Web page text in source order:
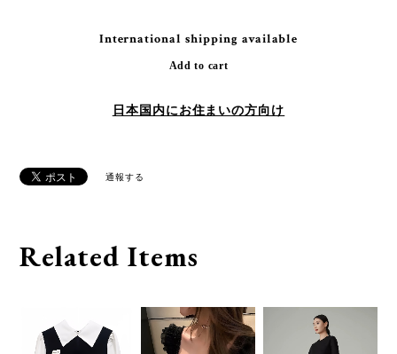
International shipping available
Add to cart
日本国内にお住まいの方向け
通報する
Related Items